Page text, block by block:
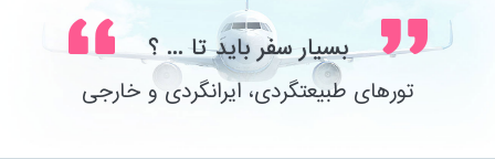
بسیار سفر باید تا ... ؟
تورهای طبیعتگردی، ایرانگردی و خارجی